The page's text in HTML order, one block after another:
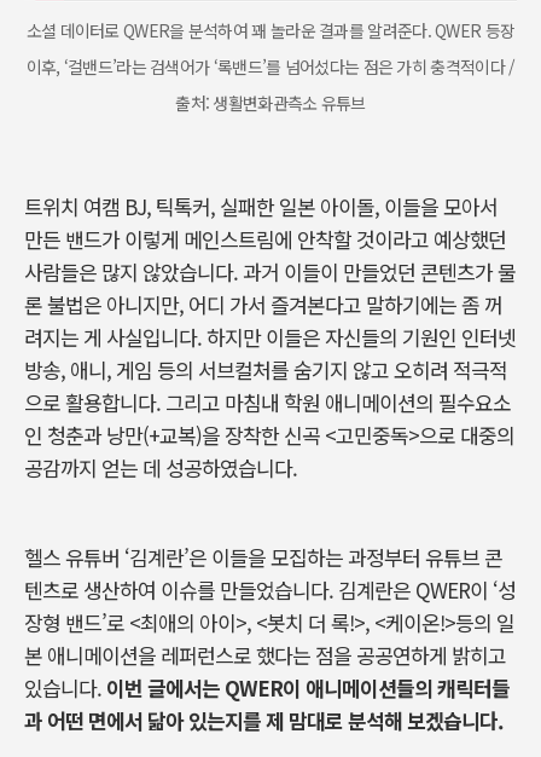
소셜 데이터로 QWER을 분석하여 꽤 놀라운 결과를 알려준다. QWER 등장
이후, ‘걸밴드’라는 검색어가 ‘록밴드’를 넘어섰다는 점은 가히 충격적이다 /
출처: 생활변화관측소 유튜브
트위치 여캠 BJ, 틱톡커, 실패한 일본 아이돌, 이들을 모아서
만든 밴드가 이렇게 메인스트림에 안착할 것이라고 예상했던
사람들은 많지 않았습니다. 과거 이들이 만들었던 콘텐츠가 물
론 불법은 아니지만, 어디 가서 즐겨본다고 말하기에는 좀 꺼
려지는 게 사실입니다. 하지만 이들은 자신들의 기원인 인터넷
방송, 애니, 게임 등의 서브컬처를 숨기지 않고 오히려 적극적
으로 활용합니다. 그리고 마침내 학원 애니메이션의 필수요소
인 청춘과 낭만(+교복)을 장착한 신곡 <고민중독>으로 대중의
공감까지 얻는 데 성공하였습니다.
헬스 유튜버 ‘김계란’은 이들을 모집하는 과정부터 유튜브 콘
텐츠로 생산하여 이슈를 만들었습니다. 김계란은 QWER이 ‘성
장형 밴드’로 <최애의 아이>, <봇치 더 록!>, <케이온!>등의 일
본 애니메이션을 레퍼런스로 했다는 점을 공공연하게 밝히고
있습니다. 이번 글에서는 QWER이 애니메이션들의 캐릭터들
과 어떤 면에서 닮아 있는지를 제 맘대로 분석해 보겠습니다.